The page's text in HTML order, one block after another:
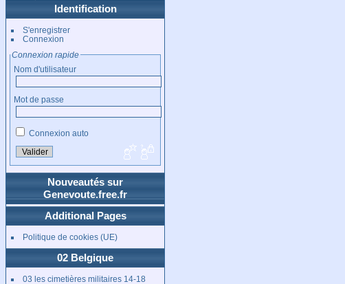
Identification
S'enregistrer
Connexion
Connexion rapide
Nom d'utilisateur
Mot de passe
Connexion auto
Nouveautés sur
Genevoute.free.fr
Additional Pages
Politique de cookies (UE)
02 Belgique
03 les cimetières militaires 14-18